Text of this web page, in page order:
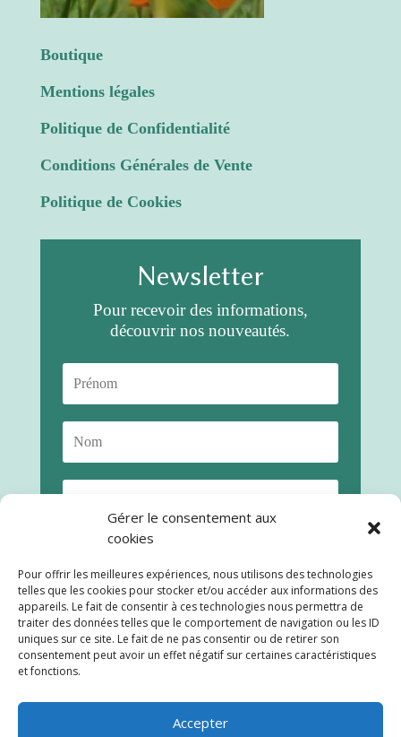
Gérer le consentement aux
cookies
Pour offrir les meilleures expériences, nous utilisons des technologies
telles que les cookies pour stocker et/ou accéder aux informations des
appareils. Le fait de consentir à ces technologies nous permettra de
traiter des données telles que le comportement de navigation ou les ID
uniques sur ce site. Le fait de ne pas consentir ou de retirer son
consentement peut avoir un effet négatif sur certaines caractéristiques
et fonctions.
Accepter
Boutique
Mentions légales
Politique de Confidentialité
Conditions Générales de Vente
Politique de Cookies
Newsletter
Pour recevoir des informations,
découvrir nos nouveautés.
S'abonner